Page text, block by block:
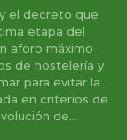
el decreto que
etapa del
aforo máximo
de hostelería y
para evitar la
en criterios de
de...